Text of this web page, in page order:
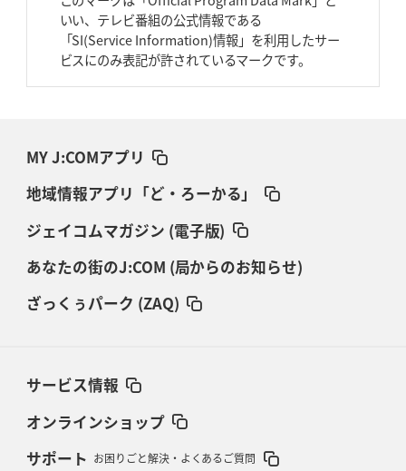
いい、テレビ番組の公式情報である
「SI(Service Information)情報」を利用したサー
ビスにのみ表記が許されているマークです。
MY J:COMアプリ
地域情報アプリ「ど・ろーかる」
ジェイコムマガジン (電子版)
あなたの街のJ:COM (局からのお知らせ)
ざっくぅパーク (ZAQ)
サービス情報
オンラインショップ
サポート お困りごと解決・よくあるご質問